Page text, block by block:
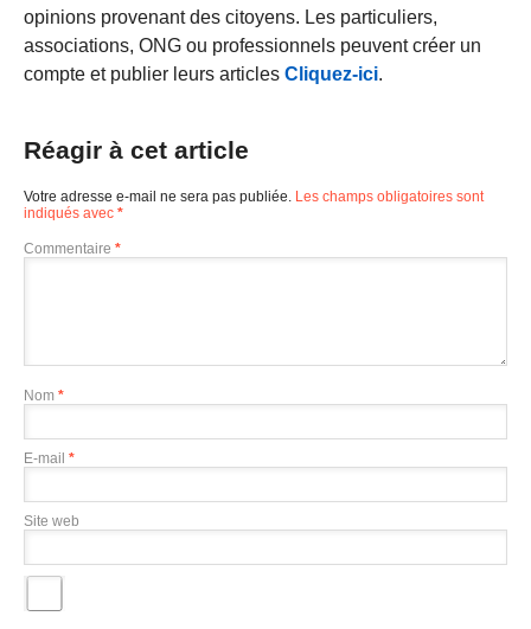
opinions provenant des citoyens. Les particuliers,
associations, ONG ou professionnels peuvent créer un
compte et publier leurs articles Cliquez-ici.
Réagir à cet article
Votre adresse e-mail ne sera pas publiée. Les champs obligatoires sont
indiqués avec *
Commentaire *
Nom *
E-mail *
Site web